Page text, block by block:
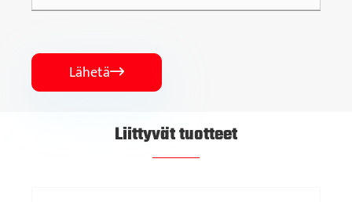
Lähetä
Liittyvät tuotteet